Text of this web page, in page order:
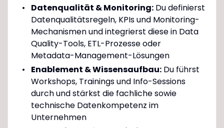
Datenqualität & Monitoring:Du definierst
Datenqualitätsregeln, KPIs und Monitoring-
Mechanismen und integrierst diese in Data
Quality-Tools, ETL-Prozesse oder
Metadata-Management-Lösungen
Enablement & Wissensaufbau:Du führst
Workshops, Trainings und Info-Sessions
durch und stärkst die fachliche sowie
technische Datenkompetenz im
Unternehmen